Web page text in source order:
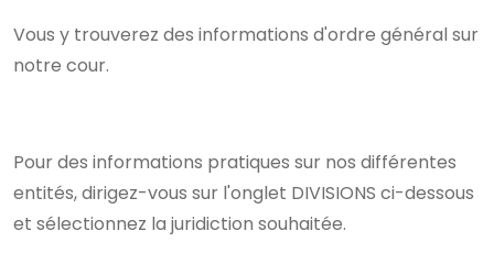
Vous y trouverez des informations d'ordre général sur
notre cour.
Pour des informations pratiques sur nos différentes
entités, dirigez-vous sur l'onglet DIVISIONS ci-dessous
et sélectionnez la juridiction souhaitée.